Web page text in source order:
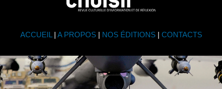
ACCUEIL | A PROPOS| NOS ÉDITIONS| CONTACTS